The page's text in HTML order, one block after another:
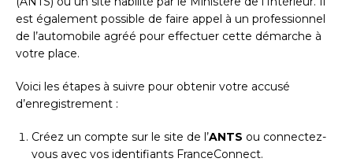
est également possible de faire appel à un professionnel
de l’automobile agréé pour effectuer cette démarche à
votre place.
Voici les étapes à suivre pour obtenir votre accusé
d’enregistrement :
Créez un compte sur le site de l’ANTS ou connectez-
vous avec vos identifiants FranceConnect.